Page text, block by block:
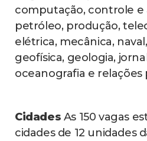
computação, controle e
petróleo, produção,
elétrica, mecânica,
geofísica, geologia,
oceanografia e relações
Cidades As 150 vagas
cidades de 12 unidades